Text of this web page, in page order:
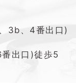
3b、4番出口)
出口)徒歩5